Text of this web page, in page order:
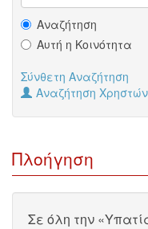
Αναζήτηση
Αυτή η Κοινότητα
Σύνθετη Αναζήτηση
Αναζήτηση Χρηστών
Πλοήγηση
Σε όλη την